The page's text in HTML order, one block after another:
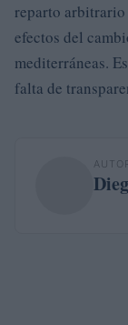
reparto
efectos del
mediterráneas.
falta de